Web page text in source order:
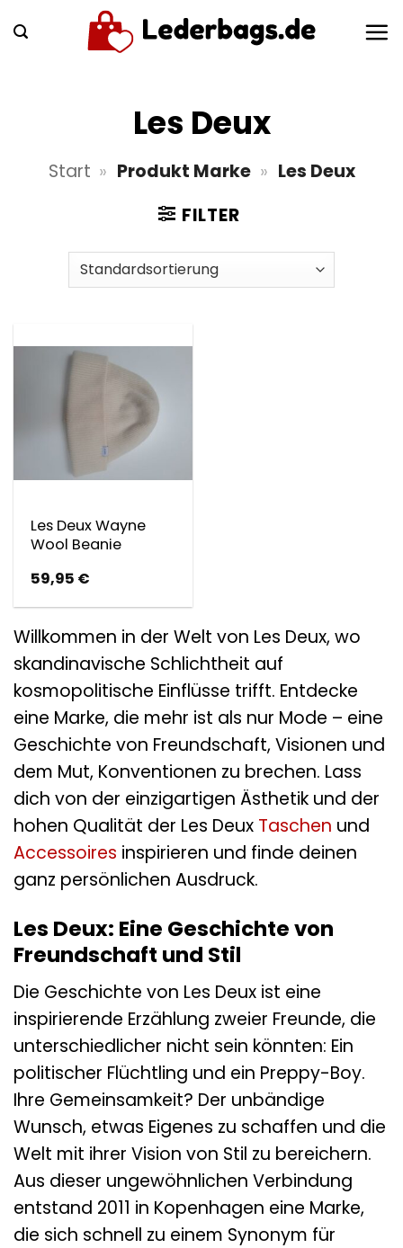
Inhalt
Les Deux
Start » Produkt Marke » Les Deux
FILTER
Les Deux Wayne
Wool Beanie
59,95 €
Willkommen in der Welt von Les Deux, wo
skandinavische Schlichtheit auf
kosmopolitische Einflüsse trifft. Entdecke
eine Marke, die mehr ist als nur Mode – eine
Geschichte von Freundschaft, Visionen und
dem Mut, Konventionen zu brechen. Lass
dich von der einzigartigen Ästhetik und der
hohen Qualität der Les Deux Taschen und
Accessoires inspirieren und finde deinen
ganz persönlichen Ausdruck.
Les Deux: Eine Geschichte von
Freundschaft und Stil
Die Geschichte von Les Deux ist eine
inspirierende Erzählung zweier Freunde, die
unterschiedlicher nicht sein könnten: Ein
politischer Flüchtling und ein Preppy-Boy.
Ihre Gemeinsamkeit? Der unbändige
Wunsch, etwas Eigenes zu schaffen und die
Welt mit ihrer Vision von Stil zu bereichern.
Aus dieser ungewöhnlichen Verbindung
entstand 2011 in Kopenhagen eine Marke,
die sich schnell zu einem Synonym für